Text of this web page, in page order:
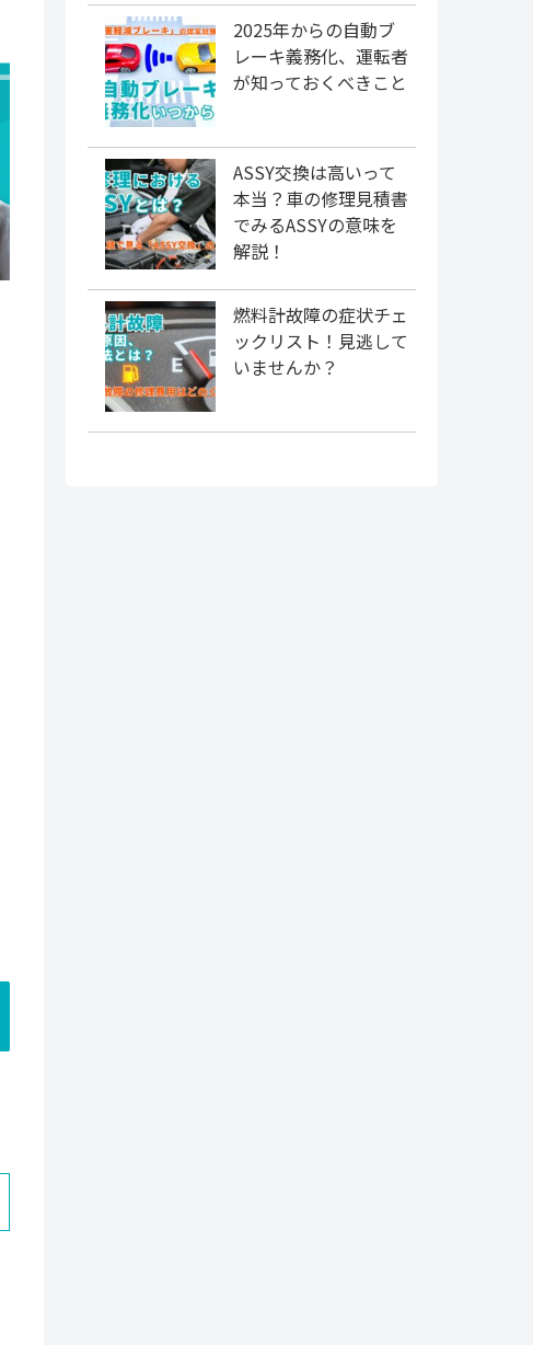
2025年からの自動ブ
レーキ義務化、運転者
が知っておくべきこと
ASSY交換は高いって
本当？車の修理見積書
でみるASSYの意味を
解説！
燃料計故障の症状チェ
ックリスト！見逃して
いませんか？